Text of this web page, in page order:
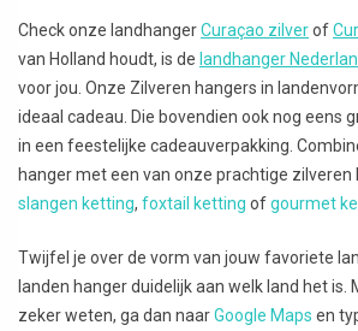
Check onze landhangerCuraçao zilverof
van Holland houdt, is de landhanger
voor jou. Onze Zilveren hangers in
ideaal cadeau. Die bovendien ook nog eens
in een feestelijke cadeauverpakking.
hanger met een van onze prachtige zilveren
slangen ketting, foxtail ketting ofgourmet
Twijfel je over de vorm van jouw favoriete
landen hanger duidelijk aan welk land het is.
zeker weten, ga dan naarGoogle Maps en